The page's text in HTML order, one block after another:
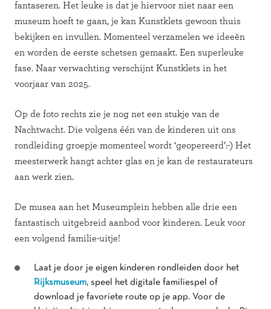
fantaseren. Het leuke is dat je hiervoor niet naar een
museum hoeft te gaan, je kan Kunstklets gewoon thuis
bekijken en invullen. Momenteel verzamelen we ideeën
en worden de eerste schetsen gemaakt. Een superleuke
fase. Naar verwachting verschijnt Kunstklets in het
voorjaar van 2025.
Op de foto rechts zie je nog net een stukje van de
Nachtwacht. Die volgens één van de kinderen uit ons
rondleiding groepje momenteel wordt ‘geopereerd’:-) Het
meesterwerk hangt achter glas en je kan de restaurateurs
aan werk zien.
De musea aan het Museumplein hebben alle drie een
fantastisch uitgebreid aanbod voor kinderen. Leuk voor
een volgend familie-uitje!
Laat je door je eigen kinderen rondleiden door het
Rijksmuseum, speel het digitale familiespel of
download je favoriete route op je app. Voor de